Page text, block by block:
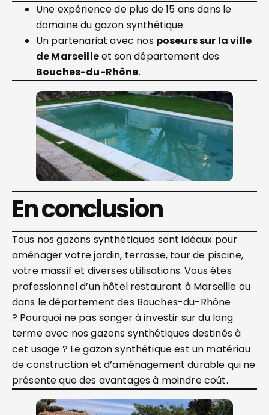
Une expérience de plus de 15 ans dans le
domaine du gazon synthétique.
Un partenariat avec nos poseurs sur la ville
de Marseilleet son département des
Bouches-du-Rhône.
En conclusion
Tous nos gazons synthétiques sont idéaux pour
aménager votre jardin, terrasse, tour de piscine,
votre massif et diverses utilisations. Vous êtes
professionnel d’un hôtel restaurant à Marseille ou
dans le département des Bouches-du-Rhône
? Pourquoi ne pas songer à investir sur du long
terme avec nos gazons synthétiques destinés à
cet usage ? Le gazon synthétique est un matériau
de construction et d’aménagement durable qui ne
présente que des avantages à moindre coût.